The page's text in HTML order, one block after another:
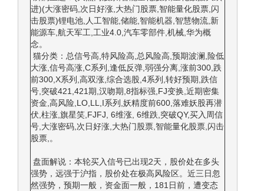
进)(大涨密码,次日好涨,大热门股票,智能量化股票,闪
击股票)锂电池,人工智能,储能,智能机器,智慧物流,新
能源车,航天军工,工业4.0,汽车零部件,机械,华为概
念。
猫分类：总信号高,特风险高,总风险高,预期波澜,险低
大涨,信号高涨,C系列,逢低反弹,弱强分离,涨前300,跌
前300,X系列,高双涨,综合选股,4系列,转好预期,跌信
号,突破421,421期,汉吻期,8指标强,FJ变换,近期密集
资金,高风险,LO,LL,I系列,妖精度前600,落难妖股再潜
伏,柱涨,旗星笑,FJFJ, 6维涨, 6维跌,突破QY,买入周信
号,大涨密码,次日好涨,大热门股票,智能量化股票,闪击
股票,。
盘面解说：本轮买入信号已出现2天，股价处在多头
强势，远强于沪指，股价处在极高风险区。近三日忽
然强势，预期一般，资金面一般，181日前，遭变态